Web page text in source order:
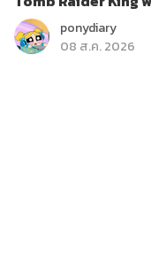
ponydiary
08 ส.ค. 2026